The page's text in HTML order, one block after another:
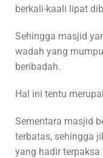
berkali-kaali lipat
Sehingga masjid
wadah yang
beribadah.
Hal ini tentu
Sementara masjid
terbatas, sehingga
yang hadir